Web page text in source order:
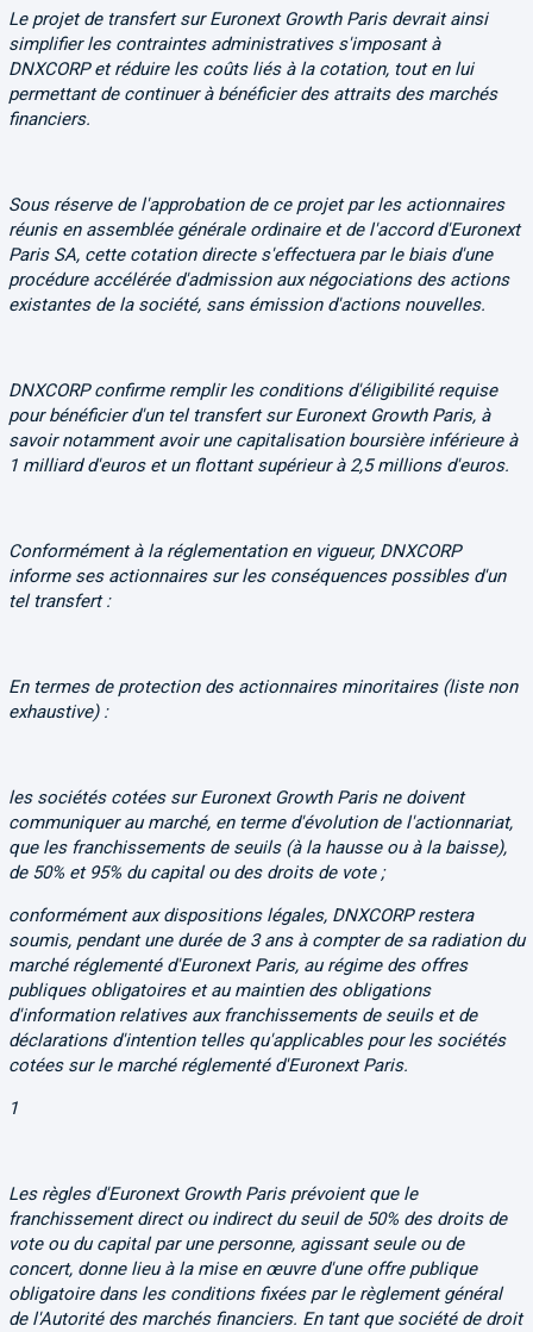
Le projet de transfert sur Euronext Growth Paris devrait ainsi
simplifier les contraintes administratives s'imposant à
DNXCORP et réduire les coûts liés à la cotation, tout en lui
permettant de continuer à bénéficier des attraits des marchés
financiers.
Sous réserve de l'approbation de ce projet par les actionnaires
réunis en assemblée générale ordinaire et de l'accord d'Euronext
Paris SA, cette cotation directe s'effectuera par le biais d'une
procédure accélérée d'admission aux négociations des actions
existantes de la société, sans émission d'actions nouvelles.
DNXCORP confirme remplir les conditions d'éligibilité requise
pour bénéficier d'un tel transfert sur Euronext Growth Paris, à
savoir notamment avoir une capitalisation boursière inférieure à
1 milliard d'euros et un flottant supérieur à 2,5 millions d'euros.
Conformément à la réglementation en vigueur, DNXCORP
informe ses actionnaires sur les conséquences possibles d'un
tel transfert :
En termes de protection des actionnaires minoritaires (liste non
exhaustive) :
les sociétés cotées sur Euronext Growth Paris ne doivent
communiquer au marché, en terme d'évolution de l'actionnariat,
que les franchissements de seuils (à la hausse ou à la baisse),
de 50% et 95% du capital ou des droits de vote ;
conformément aux dispositions légales, DNXCORP restera
soumis, pendant une durée de 3 ans à compter de sa radiation du
marché réglementé d'Euronext Paris, au régime des offres
publiques obligatoires et au maintien des obligations
d'information relatives aux franchissements de seuils et de
déclarations d'intention telles qu'applicables pour les sociétés
cotées sur le marché réglementé d'Euronext Paris.
1
Les règles d'Euronext Growth Paris prévoient que le
franchissement direct ou indirect du seuil de 50% des droits de
vote ou du capital par une personne, agissant seule ou de
concert, donne lieu à la mise en œuvre d'une offre publique
obligatoire dans les conditions fixées par le règlement général
de l'Autorité des marchés financiers. En tant que société de droit